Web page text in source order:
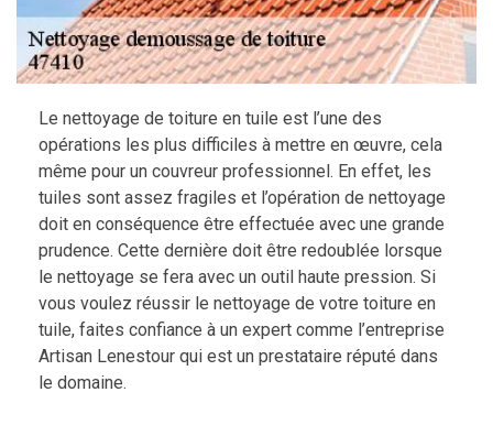
Le nettoyage de toiture en tuile est l’une des
opérations les plus difficiles à mettre en œuvre, cela
même pour un couvreur professionnel. En effet, les
tuiles sont assez fragiles et l’opération de nettoyage
doit en conséquence être effectuée avec une grande
prudence. Cette dernière doit être redoublée lorsque
le nettoyage se fera avec un outil haute pression. Si
vous voulez réussir le nettoyage de votre toiture en
tuile, faites confiance à un expert comme l’entreprise
Artisan Lenestour qui est un prestataire réputé dans
le domaine.